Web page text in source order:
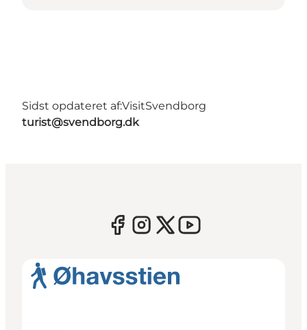
Sidst opdateret af:VisitSvendborg
turist@svendborg.dk